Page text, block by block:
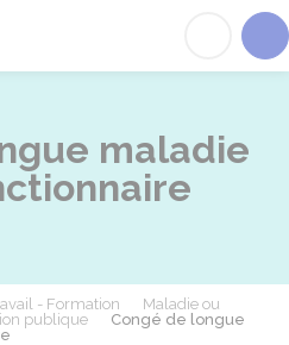
maladie
- Formation
Maladie ou
publique
Congé de longue